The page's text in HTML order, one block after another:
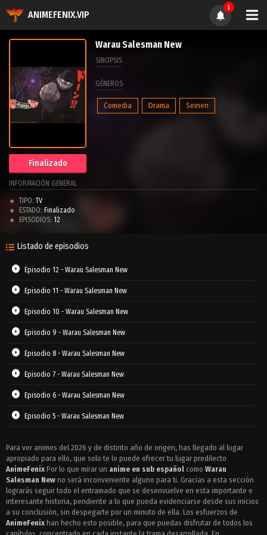
ANIMEFENIX.VIP
1
Finalizado
Warau Salesman New
SINOPSIS
GÉNEROS
Comedia Drama Seinen
INFORMACIÓN GENERAL
TIPO: TV
ESTADO: Finalizado
EPISODIOS: 12
Listado de episodios
Episodio 12 - Warau Salesman New
Episodio 11 - Warau Salesman New
Episodio 10 - Warau Salesman New
Episodio 9 - Warau Salesman New
Episodio 8 - Warau Salesman New
Episodio 7 - Warau Salesman New
Episodio 6 - Warau Salesman New
Episodio 5 - Warau Salesman New
Episodio 3 - Warau Salesman New
Episodio 2 - Warau Salesman New
Episodio 1 - Warau Salesman New
Para ver animes del 2026 y de distinto año de origen, has llegado al lugar
apropiado para ello, que solo te lo puede ofrecer tu lugar predilecto
AnimeFenix Por lo que mirar un anime en sub español como Warau
Salesman New no será inconveniente alguno para ti. Gracias a esta sección
lograrás seguir todo el entramado que se desenvuelve en esta importante e
interesante historia, pendiente a lo que pueda evidenciarse desde sus inicios
a su conclusión, sin despegarte por un minuto de ella. Los esfuerzos de
AnimeFenix han hecho esto posible, para que puedas disfrutar de todos los